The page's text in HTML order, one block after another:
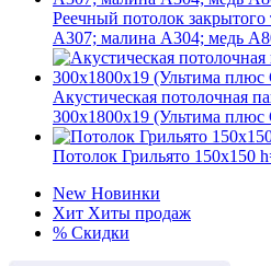
Реечный потолок
А307; малина А304; медь
Акустическая потолочная
300x1800x19 (Ультима
Потолок Грильято 150x150
New Новинки
Хит Хиты продаж
% Скидки